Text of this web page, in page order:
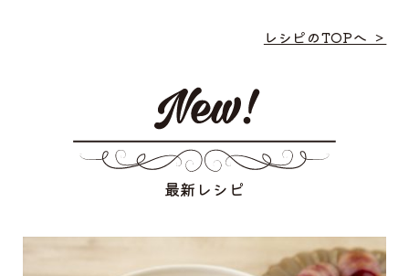
レシピのTOPへ ＞
最新レシピ